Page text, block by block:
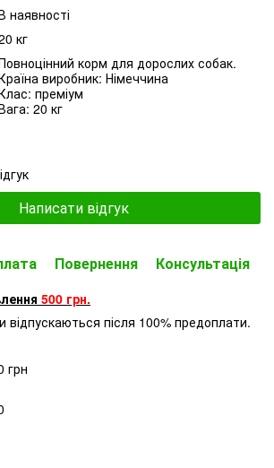
наявності
кг
корм для дорослих собак.
виробник: Німеччина
преміум
20 кг
Написати відгук
Повернення Консультація
500 грн.
відпускаються після 100% предоплати.
грн